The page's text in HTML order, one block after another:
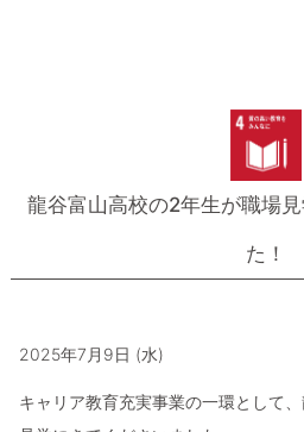
龍谷富山高校の2年生が職場
た！
2025年7月9日 (水)
キャリア教育充実事業の一環として